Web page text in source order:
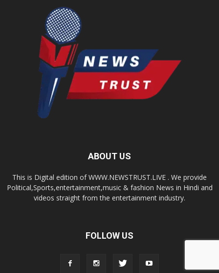
ABOUT US
This is Digital edition of WWW.NEWSTRUST.LIVE . We provide
Political,Sports,entertainment,music & fashion News in Hindi and
videos straight from the entertainment industry.
FOLLOW US